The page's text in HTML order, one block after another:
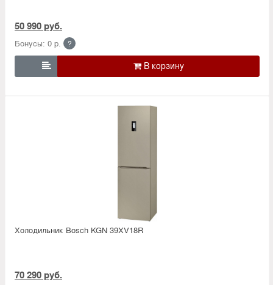
50 990 руб.
Бонусы: 0 р. ?

Холодильник Bosсh KGN 39XV18R
70 290 руб.